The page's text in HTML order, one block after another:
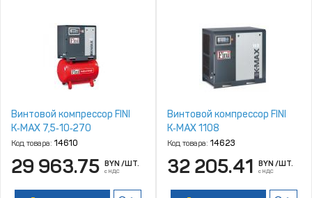
Винтовой компрессор FINI
K‑MAX 7,5‑10‑270
Код товара: 14610
29 963.75 BYN /ШТ.
с НДС
Винтовой компрессор FINI
K‑MAX 1108
Код товара: 14623
32 205.41 BYN /ШТ.
с НДС